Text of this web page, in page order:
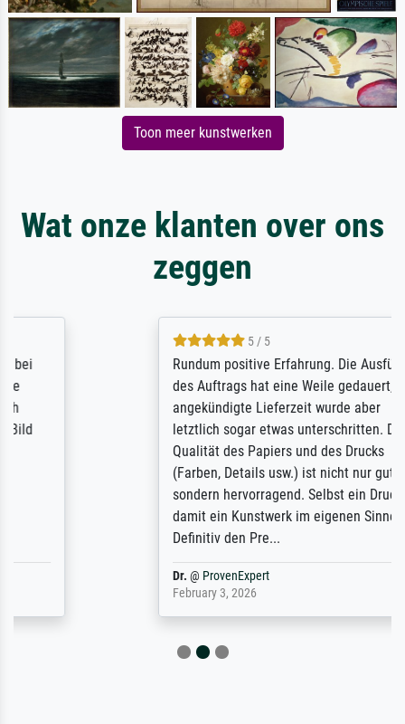
Toon meer kunstwerken
Wat onze klanten over ons
zeggen
Rundum positive Erfahrung. Die Ausführung
des Auftrags hat eine Weile gedauert, die
angekündigte Lieferzeit wurde aber
letztlich sogar etwas unterschritten. Die
Qualität des Papiers und des Drucks
(Farben, Details usw.) ist nicht nur gut,
sondern hervorragend. Selbst ein Druck ist
damit ein Kunstwerk im eigenen Sinne.
Definitiv den Pre...